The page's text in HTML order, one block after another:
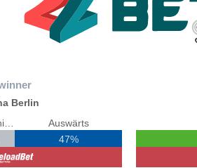
Berlin
Unentschieden
Auswärts
47%